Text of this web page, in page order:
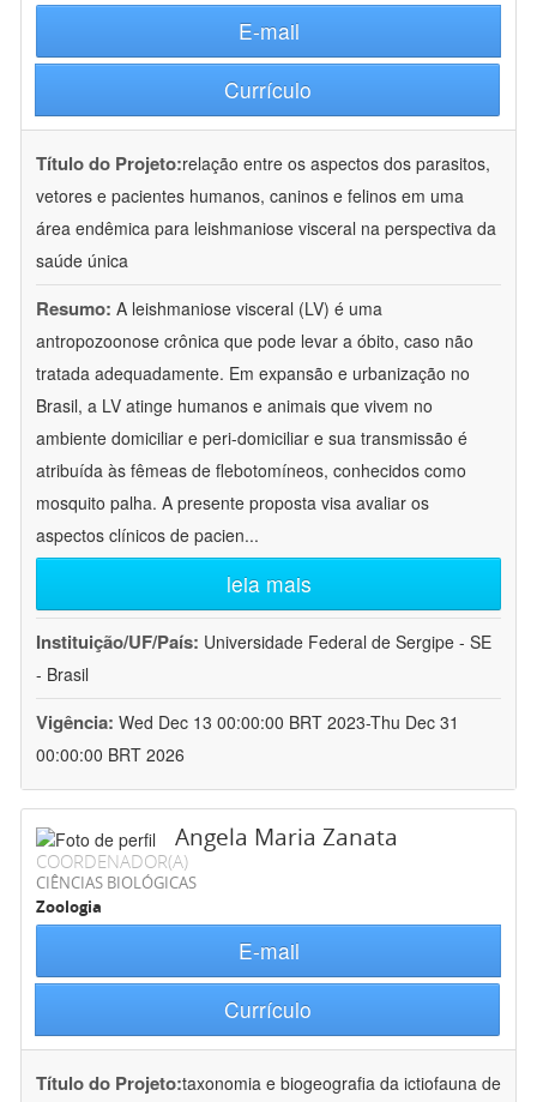
E-mail
Currículo
Título do Projeto:relação entre os aspectos dos parasitos,
vetores e pacientes humanos, caninos e felinos em uma
área endêmica para leishmaniose visceral na perspectiva da
saúde única
Resumo: A leishmaniose visceral (LV) é uma
antropozoonose crônica que pode levar a óbito, caso não
tratada adequadamente. Em expansão e urbanização no
Brasil, a LV atinge humanos e animais que vivem no
ambiente domiciliar e peri-domiciliar e sua transmissão é
atribuída às fêmeas de flebotomíneos, conhecidos como
mosquito palha. A presente proposta visa avaliar os
aspectos clínicos de pacien...
leia mais
Instituição/UF/País: Universidade Federal de Sergipe - SE
- Brasil
Vigência: Wed Dec 13 00:00:00 BRT 2023-Thu Dec 31
00:00:00 BRT 2026
Angela Maria Zanata
COORDENADOR(A)
CIÊNCIAS BIOLÓGICAS
Zoologia
E-mail
Currículo
Título do Projeto:taxonomia e biogeografia da ictiofauna de